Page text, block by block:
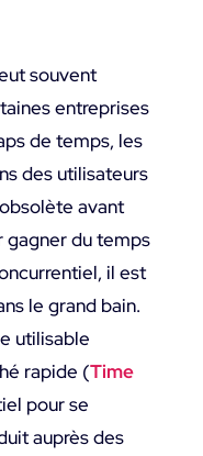
souvent
entreprises
de temps, les
des utilisateurs
avant
gagner du temps
il est
le grand bain.
utilisable
rapide (Time
pour se
auprès des